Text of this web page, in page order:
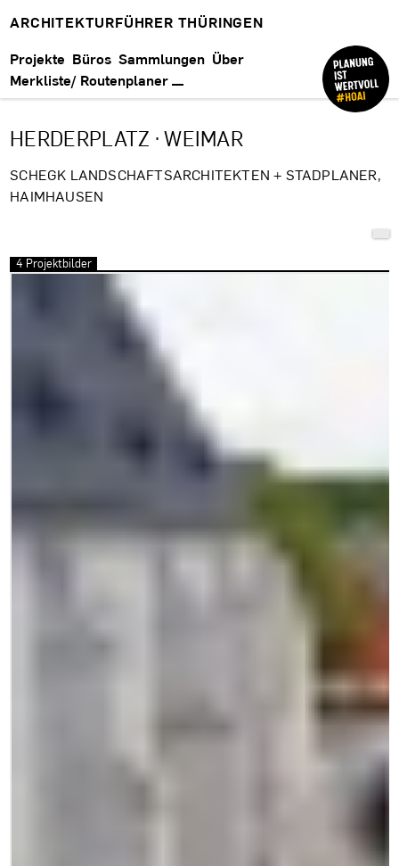
ARCHITEKTURFÜHRER THÜRINGEN
Projekte Büros Sammlungen Über
Merkliste/ Routenplaner
HERDERPLATZ · WEIMAR
SCHEGK LANDSCHAFTSARCHITEKTEN + STADPLANER,
HAIMHAUSEN
4 Projektbilder
Bilder überspringen